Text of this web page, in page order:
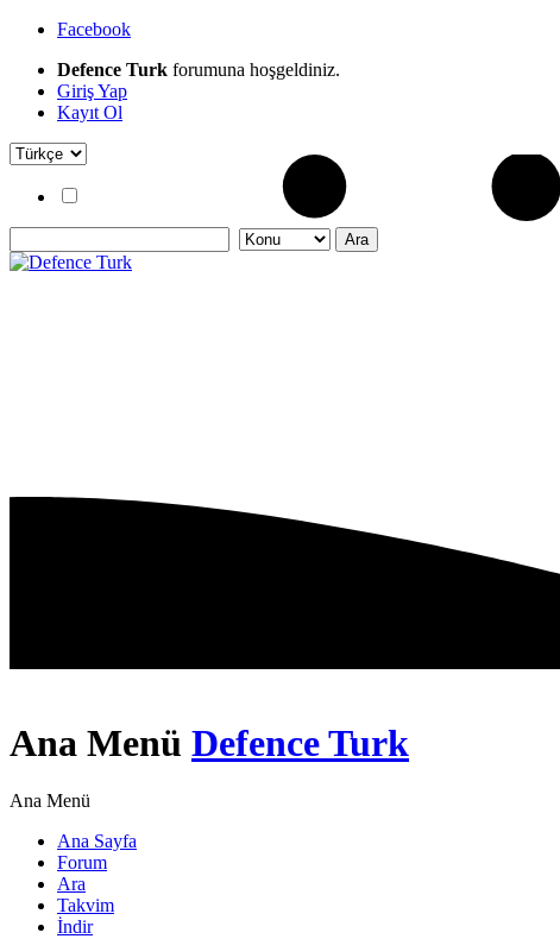
Facebook
Defence Turk forumuna hoşgeldiniz.
Giriş Yap
Kayıt Ol
Ana Menü Defence Turk
Ana Menü
Ana Sayfa
Forum
Ara
Takvim
İndir